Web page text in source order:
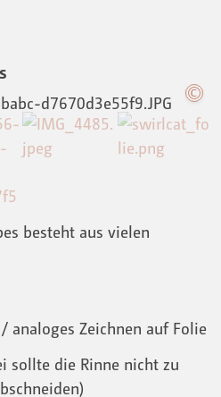
besteht aus vielen
analoges Zeichnen auf Folie
sollte die Rinne nicht zu